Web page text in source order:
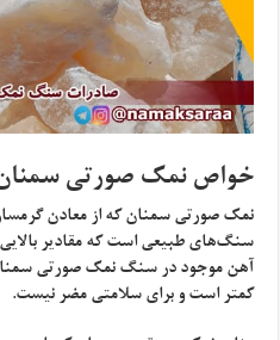
خواص نمک صورتی
نمک صورتی سمنان که از معادن
سنگ‌های طبیعی است که مقادیر بالایی
آهن موجود در سنگ نمک صورتی سمنان
کمتر است و برای سلامتی مضر نیست.